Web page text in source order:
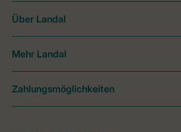
Über Landal
Mehr Landal
Zahlungsmöglichkeiten